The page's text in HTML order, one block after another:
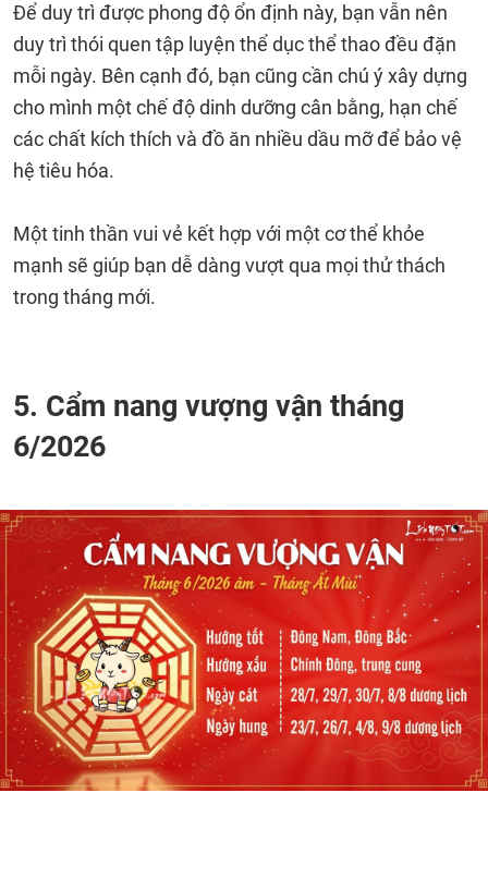
Để duy trì được phong độ ổn định này, bạn vẫn nên
duy trì thói quen tập luyện thể dục thể thao đều đặn
mỗi ngày. Bên cạnh đó, bạn cũng cần chú ý xây dựng
cho mình một chế độ dinh dưỡng cân bằng, hạn chế
các chất kích thích và đồ ăn nhiều dầu mỡ để bảo vệ
hệ tiêu hóa.
Một tinh thần vui vẻ kết hợp với một cơ thể khỏe
mạnh sẽ giúp bạn dễ dàng vượt qua mọi thử thách
trong tháng mới.
5. Cẩm nang vượng vận tháng
6/2026